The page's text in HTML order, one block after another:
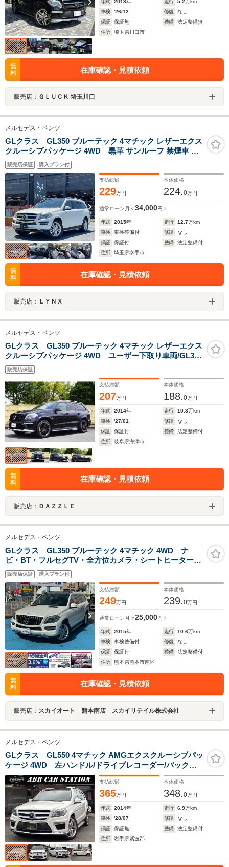
年式 2013年 走行 5.2万km
車検
'26/12 修復
なし
保証
保証無 整備
法定整備無
住所
埼玉県川口市
無
料
在庫確認・見積依頼
販売店： ＧＬＵＣＫ 埼玉川口
メルセデス・ベンツ
GLクラス GL350 ブルーテック 4マチック レザーエクス
クルーシブパッケージ 4WD 黒革 サンルーフ 禁煙車 全
周囲カメラ 3列目電動シート ETC ナビ アダプティブクル
コン 20インチ純正AW
販売店保証 購入プラン付
支払総額
229万円
本体価格
224.0万円
通常ローン 月々34,000円
年式 2015年 走行 12.7万km
車検
車検整備付 修復
なし
保証
保証付 整備
法定整備付
住所
埼玉県幸手市
無
料
在庫確認・見積依頼
販売店： ＬＹＮＸ
メルセデス・ベンツ
GLクラス GL350 ブルーテック 4マチック レザーエクス
クルーシブパッケージ 4WD ユーザー下取り車両/GL350
ブルーテックAMG63仕様/デジーノレザー/サンルーフ/社
外アンドロイドナビ/Bluetooth/ETC/ドライブレコーダー
前後/デジタルインナーミラー/
販売店保証
支払総額
207万円
本体価格
188.0万円
年式 2014年 走行 10.3万km
車検
'27/01 修復
なし
保証
保証付 整備
法定整備付
住所
岐阜県海津市
無
料
在庫確認・見積依頼
販売店： ＤＡＺＺＬＥ
メルセデス・ベンツ
GLクラス GL350 ブルーテック 4マチック 4WD ナ
ビ・BT・フルセグTV・全方位カメラ・シートヒーター・
障害物センサー・Wエアコン・スマートキー・ETC・サ
ンルーフ・パワーバックドア
販売店保証 購入プラン付
支払総額
249万円
本体価格
239.0万円
通常ローン 月々25,000円
年式 2015年 走行 10.6万km
車検
車検整備付 修復
なし
保証
保証付 整備
法定整備付
住所
熊本県熊本市南区
無
料
在庫確認・見積依頼
販売店： スカイオート 熊本南店 スカイリテイル株式会社
メルセデス・ベンツ
GLクラス GL550 4マチック AMGエクスクルーシブパッ
ケージ 4WD 左ハンドル/ドライブレコーダー/バックカ
メラ/クリアランスソナー/オートクルーズコントロール/パ
ワーシート/サンルーフ/ナビ/TV/オートライト/HID/ヘッド
ライトウォッシャー
支払総額
365万円
本体価格
348.0万円
年式 2014年 走行 6.9万km
車検
'28/07 修復
なし
保証
保証無 整備
法定整備付
住所
岩手県紫波郡